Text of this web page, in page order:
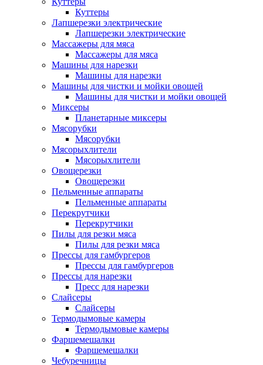
Куттеры
Лапшерезки электрические
Лапшерезки электрические
Массажеры для мяса
Массажеры для мяса
Машины для нарезки
Машины для нарезки
Машины для чистки и мойки овощей
Машины для чистки и мойки овощей
Миксеры
Планетарные миксеры
Мясорубки
Мясорубки
Мясорыхлители
Мясорыхлители
Овощерезки
Овощерезки
Пельменные аппараты
Пельменные аппараты
Перекрутчики
Перекрутчики
Пилы для резки мяса
Пилы для резки мяса
Прессы для гамбургеров
Прессы для гамбургеров
Прессы для нарезки
Пресс для нарезки
Слайсеры
Слайсеры
Термодымовые камеры
Термодымовые камеры
Фаршемешалки
Фаршемешалки
Чебуречницы